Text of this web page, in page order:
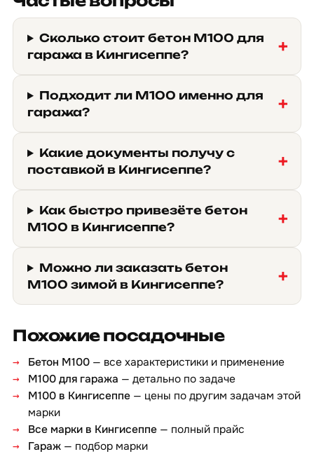
Сколько стоит бетон М100 для
гаража в Кингисеппе?
Подходит ли М100 именно для
гаража?
Какие документы получу с
поставкой в Кингисеппе?
Как быстро привезёте бетон
М100 в Кингисеппе?
Можно ли заказать бетон
М100 зимой в Кингисеппе?
Похожие посадочные
Бетон М100 — все характеристики и применение
М100 для гаража — детально по задаче
М100 в Кингисеппе — цены по другим задачам этой
марки
Все марки в Кингисеппе — полный прайс
Гараж — подбор марки